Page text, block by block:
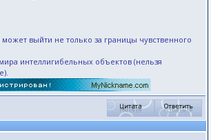
выйти не только за границы чувственного
интеллигибельных объектов (нельзя